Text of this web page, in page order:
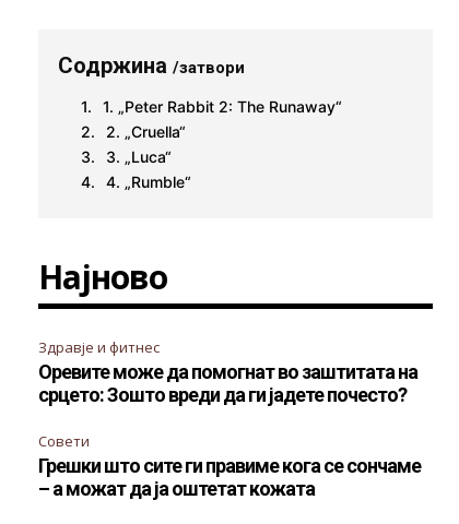
Содржина/затвори
1. „Peter Rabbit 2: The Runaway“
2. „Cruella“
3. „Luca“
4. „Rumble“
Најново
Здравје и фитнес
Оревите може да помогнат во заштитата на
срцето: Зошто вреди да ги јадете почесто?
Совети
Грешки што сите ги правиме кога се сончаме
– а можат да ја оштетат кожата